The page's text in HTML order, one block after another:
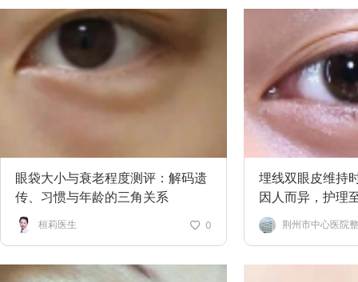
眼袋大小与衰老程度测评：解码遗
传、习惯与年龄的三角关系
桓莉医生 0
埋线双眼皮维持
因人而异，护理
荆州市中心医院